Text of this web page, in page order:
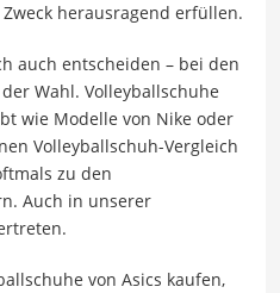
herausragend erfüllen.
auch entscheiden – bei den
Wahl. Volleyballschuhe
wie Modelle von Nike oder
Volleyballschuh-Vergleich
zu den
Auch in unserer
von Asics kaufen,